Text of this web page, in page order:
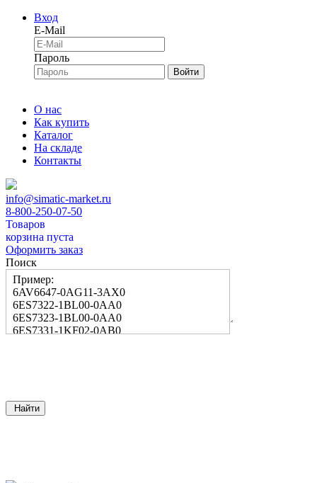
Вход
E-Mail
Пароль
Войти
О нас
Как купить
Каталог
На складе
Контакты
info@simatic-market.ru
8-800-250-07-50
Товаров
корзина пуста
Оформить заказ
Поиск
Пример:
6AV6647-0AG11-3AX0
6ES7322-1BL00-0AA0
6ES7323-1BL00-0AA0
6ES7331-1KF02-0AB0
Найти